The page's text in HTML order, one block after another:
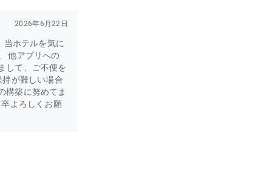
2026年6月22日
当ホテルを気に
他アプリへの
して、ご不便を
が難しい場合
構築に努めてま
よろしくお願